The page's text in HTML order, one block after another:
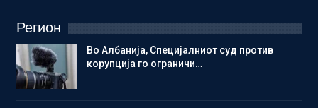
Регион
Во Албанија, Специјалниот суд против
корупција го ограничи…